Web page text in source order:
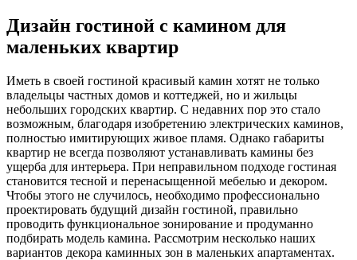
Дизайн гостиной с камином для
маленьких квартир
Иметь в своей гостиной красивый камин хотят не только
владельцы частных домов и коттеджей, но и жильцы
небольших городских квартир. С недавних пор это стало
возможным, благодаря изобретению электрических каминов,
полностью имитирующих живое пламя. Однако габариты
квартир не всегда позволяют устанавливать камины без
ущерба для интерьера. При неправильном подходе гостиная
становится тесной и перенасыщенной мебелью и декором.
Чтобы этого не случилось, необходимо профессионально
проектировать будущий дизайн гостиной, правильно
проводить функциональное зонирование и продуманно
подбирать модель камина. Рассмотрим несколько наших
вариантов декора каминных зон в маленьких апартаментах.